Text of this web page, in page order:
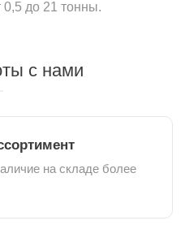
0,5 до 21 тонны.
с нами
на складе более